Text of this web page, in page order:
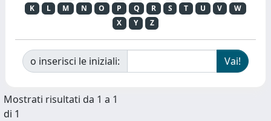
K
L M N O P Q R S T U V
W
X
Y Z
o inserisci le iniziali:
Mostrati risultati da 1 a 1
di 1